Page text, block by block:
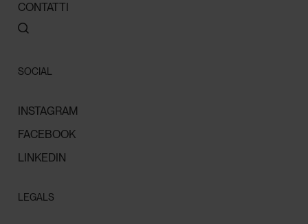
CONTATTI
SOCIAL
INSTAGRAM
FACEBOOK
LINKEDIN
LEGALS